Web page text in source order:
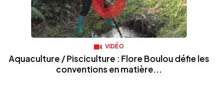
VIDÉO
Aquaculture / Pisciculture : Flore Boulou défie les
conventions en matière...